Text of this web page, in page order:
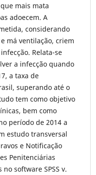
mais mata
adoecem. A
considerando
má ventilação, criem
Relata-se
a infecção quando
a taxa de
superando até o
tem como objetivo
bem como
período de 2014 a
estudo transversal
e Notificação
Penitenciárias
software SPSS v.